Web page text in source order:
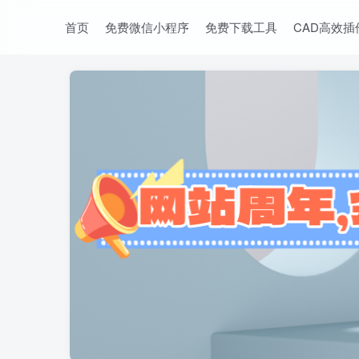
首页 免费微信小程序 免费下载工具 CAD高效插